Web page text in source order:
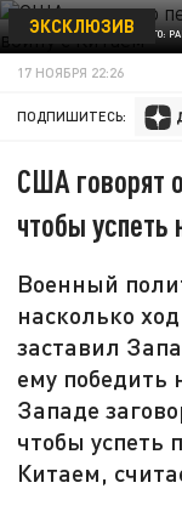
ФОТО:
ЭКСКЛЮЗИВ
17 НОЯБРЯ 22:26
ПОДПИШИТЕСЬ:
США говорят
чтобы успеть
Военный
насколько
заставил
ему победить
Западе
чтобы успеть
Китаем,